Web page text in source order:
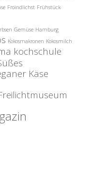
Froindlichst Frühstück
Gemüse Hamburg
Kokosmakronen Kokosmilch
kochschule
Käse